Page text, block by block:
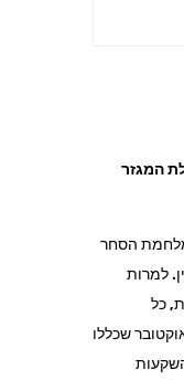
המגזר
הסחר
למרות
כל
שכללו